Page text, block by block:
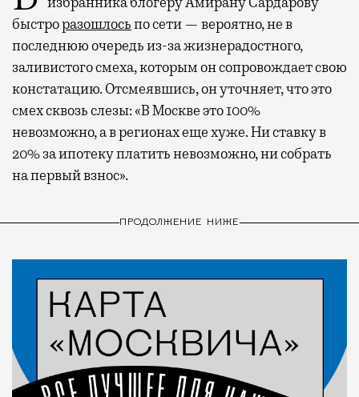
быстроразошлосьпо сети — вероятно, не в
последнюю очередь из-за жизнерадостного,
заливистого смеха, которым он сопровождает свою
констатацию. Отсмеявшись, он уточняет, что это
смех сквозь слезы: «В Москве это 100%
невозможно, а в регионах еще хуже. Ни ставку в
20% за ипотеку платить невозможно, ни собрать
на первый взнос».
ПРОДОЛЖЕНИЕ НИЖЕ